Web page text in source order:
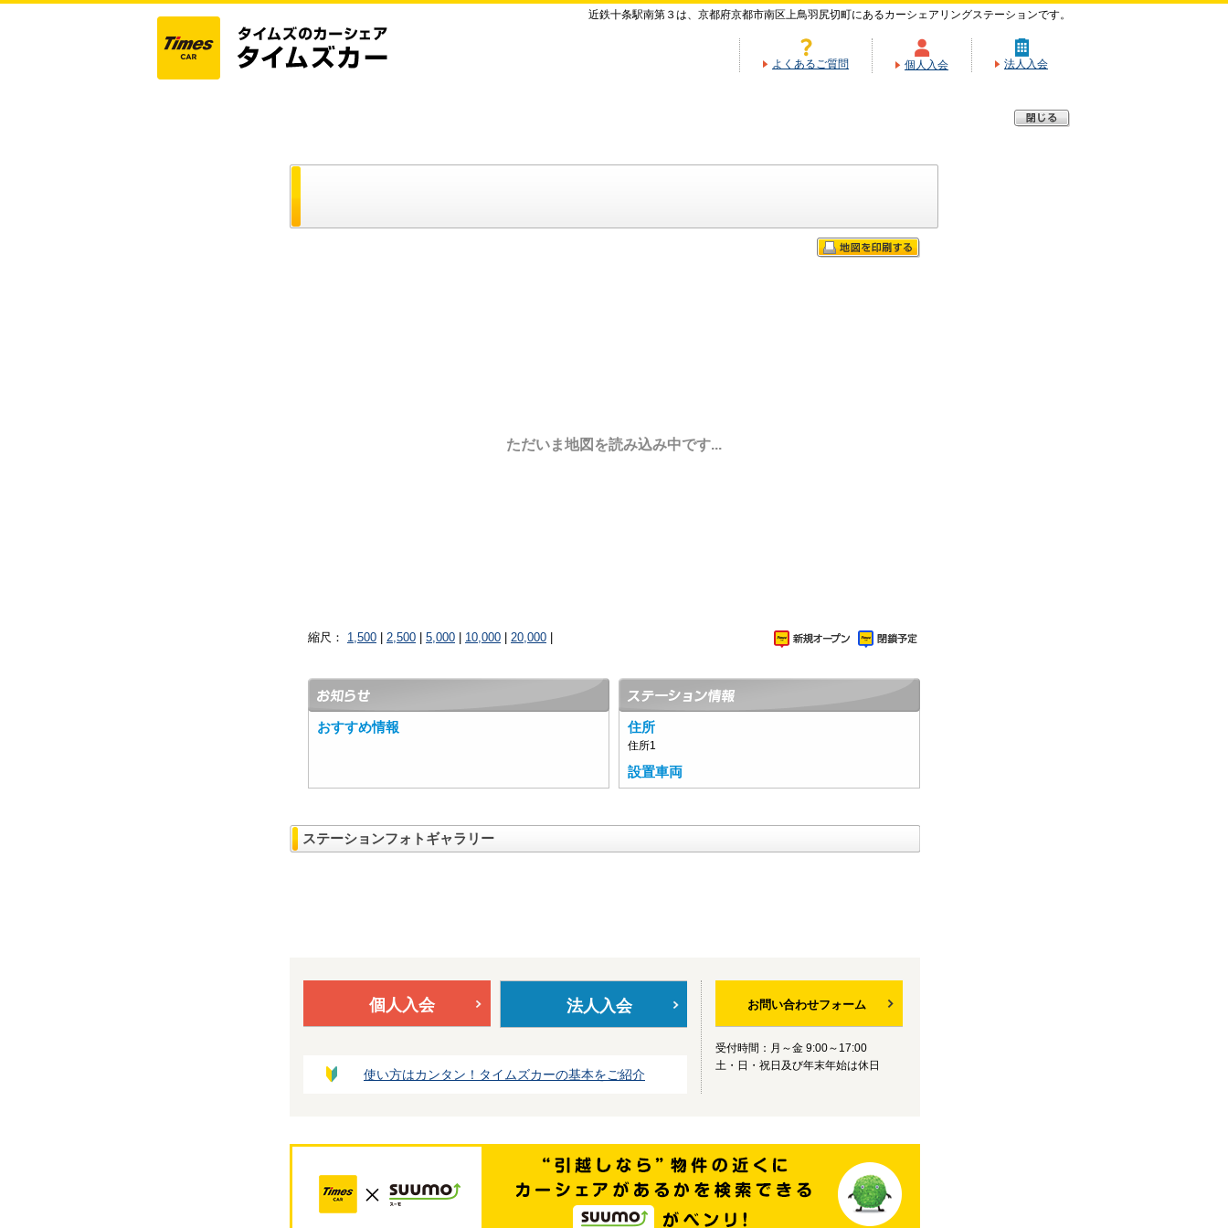
近鉄十条駅南第３は、京都府京都市南区上鳥羽尻切町にあるカーシェアリングステーションです。
よくあるご質問 個人入会 法人入会
ただいま地図を読み込み中です...
縮尺： 1,500 2,500 5,000 10,000 20,000
おすすめ情報 住所
住所1
設置車両
ステーションフォトギャラリー
個人入会 法人入会
使い方はカンタン！タイムズカーの基本をご紹介
お問い合わせフォーム
受付時間：月～金 9:00～17:00
土・日・祝日及び年末年始は休日